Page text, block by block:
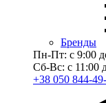
Бренды
Пн-Пт: с 9:00
Сб-Вс: с 11:00
+38 050 844-